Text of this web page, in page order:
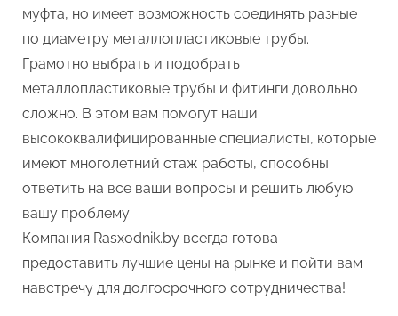
муфта, но имеет возможность соединять разные
по диаметру металлопластиковые трубы.
Грамотно выбрать и подобрать
металлопластиковые трубы и фитинги довольно
сложно. В этом вам помогут наши
высококвалифицированные специалисты, которые
имеют многолетний стаж работы, способны
ответить на все ваши вопросы и решить любую
вашу проблему.
Компания Rasxodnik.by всегда готова
предоставить лучшие цены на рынке и пойти вам
навстречу для долгосрочного сотрудничества!